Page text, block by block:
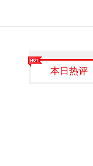
本日热评